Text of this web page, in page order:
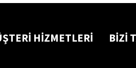
HİZMETLERİ BİZİ